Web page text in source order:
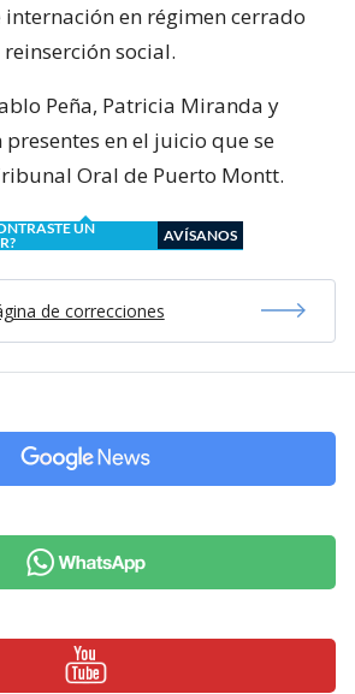
internación en régimen cerrado
social.
Peña, Patricia Miranda y
presentes en el juicio que se
Oral de Puerto Montt.
UN
AVÍSANOS
de correcciones